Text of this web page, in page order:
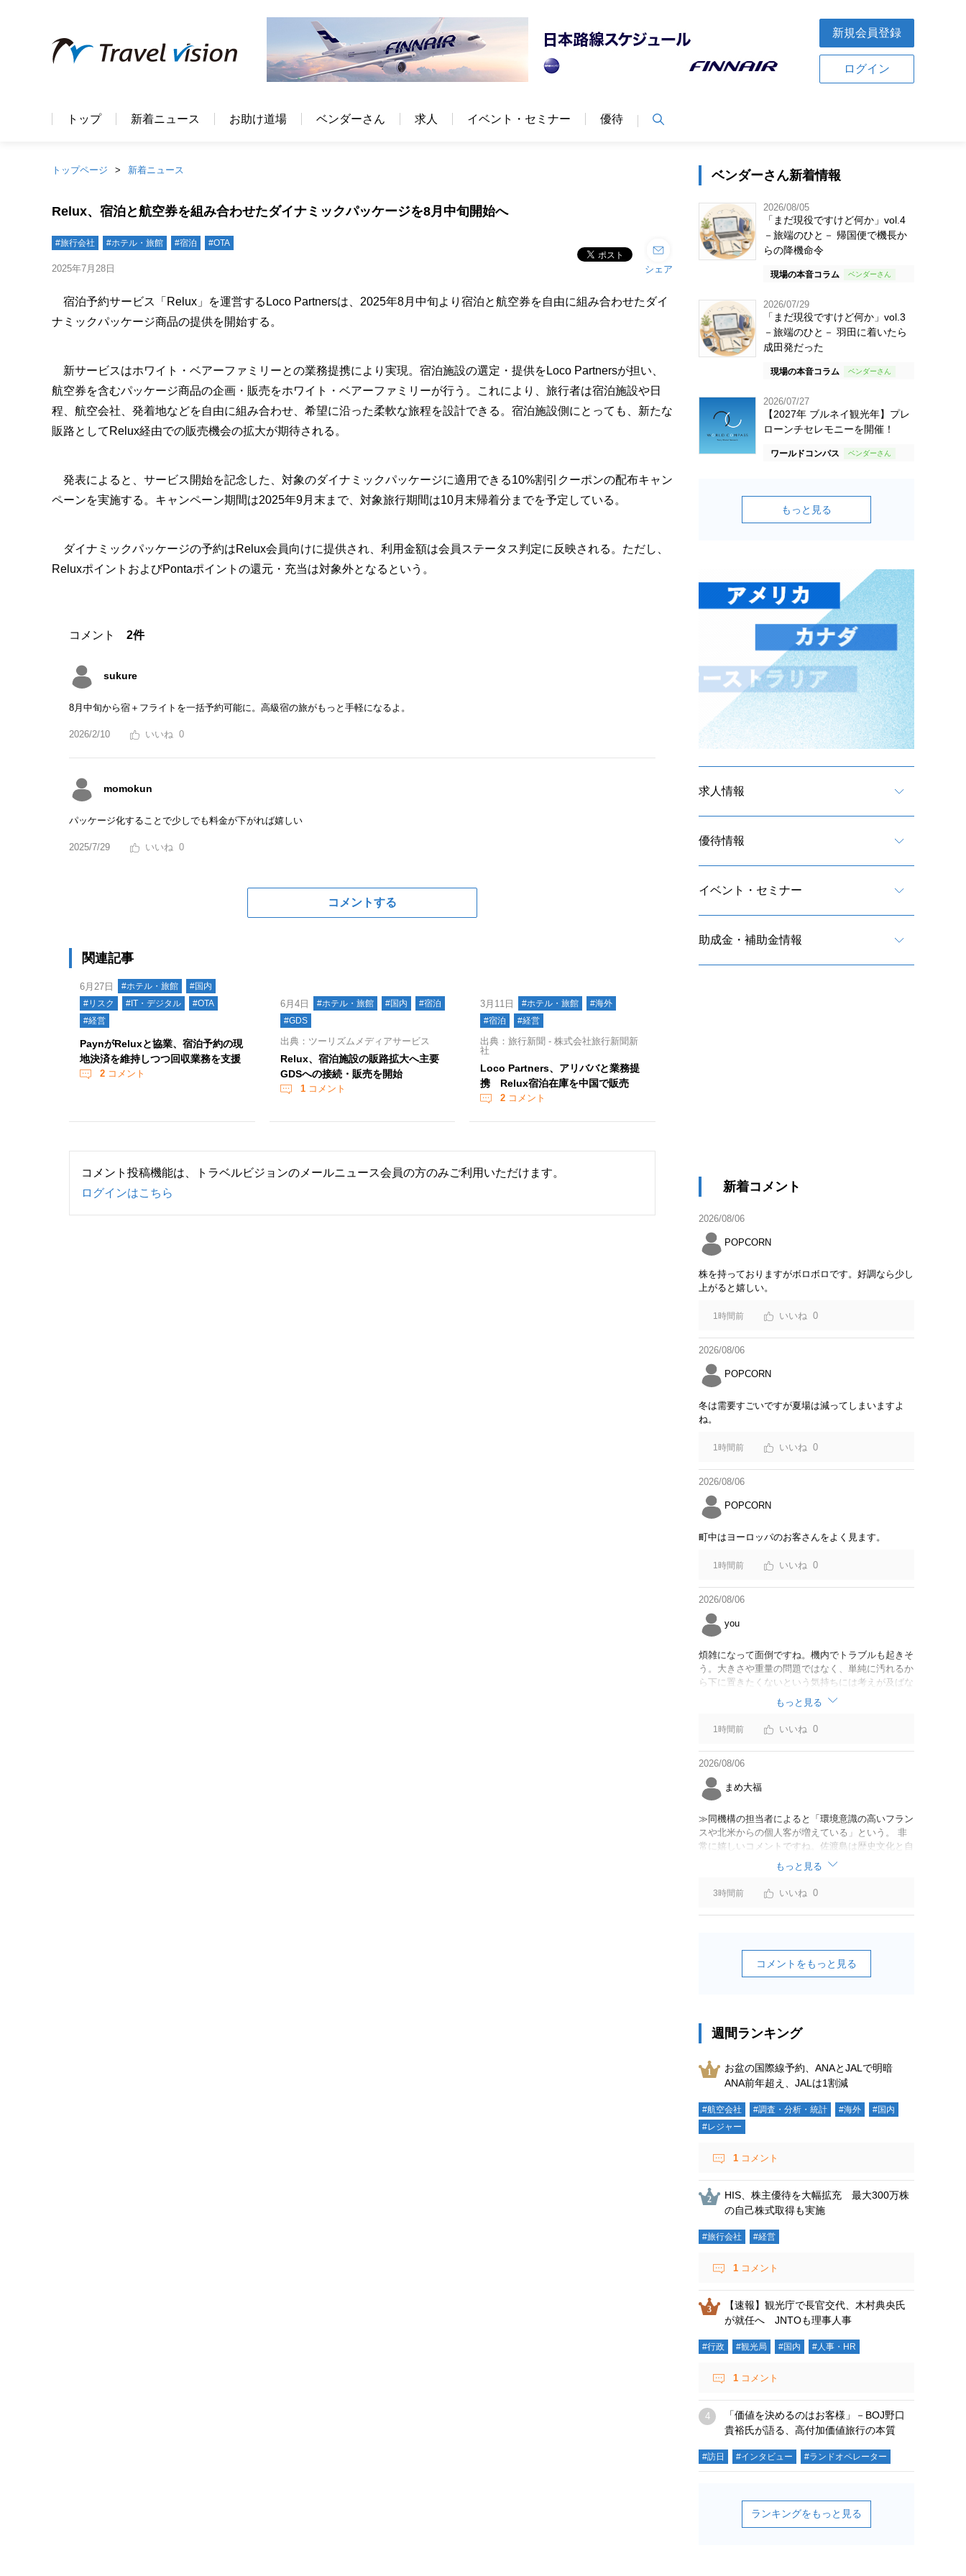
新規会員登録
ログイン
トップ 新着ニュース お助け道場 ベンダーさん 求人 イベント・セミナー 優待
トップページ 新着ニュース
Relux、宿泊と航空券を組み合わせたダイナミックパッケージを8月中旬開始へ
#旅行会社 #ホテル・旅館 #宿泊 #OTA
2025年7月28日 シェア
宿泊予約サービス「Relux」を運営するLoco Partnersは、2025年8月中旬より宿泊と航空券を自由に組み合わせたダイ
ナミックパッケージ商品の提供を開始する。
新サービスはホワイト・ベアーファミリーとの業務提携により実現。宿泊施設の選定・提供をLoco Partnersが担い、
航空券を含むパッケージ商品の企画・販売をホワイト・ベアーファミリーが行う。これにより、旅行者は宿泊施設や日
程、航空会社、発着地などを自由に組み合わせ、希望に沿った柔軟な旅程を設計できる。宿泊施設側にとっても、新たな
販路としてRelux経由での販売機会の拡大が期待される。
発表によると、サービス開始を記念した、対象のダイナミックパッケージに適用できる10%割引クーポンの配布キャン
ペーンを実施する。キャンペーン期間は2025年9月末まで、対象旅行期間は10月末帰着分までを予定している。
ダイナミックパッケージの予約はRelux会員向けに提供され、利用金額は会員ステータス判定に反映される。ただし、
ReluxポイントおよびPontaポイントの還元・充当は対象外となるという。
コメント 2件
sukure
8月中旬から宿＋フライトを一括予約可能に。高級宿の旅がもっと手軽になるよ。
2026/2/10 0
momokun
パッケージ化することで少しでも料金が下がれば嬉しい
2025/7/29 0
コメントする
関連記事
6月27日 #ホテル・旅館
#国内
#リスク
#IT・デジタル
#OTA
#経営
PaynがReluxと協業、宿泊予約の現
地決済を維持しつつ回収業務を支援
2 コメント
6月4日 #ホテル・旅館 #国内
#宿泊
#GDS
出典：ツーリズムメディアサービス
Relux、宿泊施設の販路拡大へ主要
GDSへの接続・販売を開始
1コメント
3月11日 #ホテル・旅館
#海外
#宿泊
#経営
出典：旅行新聞 - 株式会社旅行新聞新
社
Loco Partners、アリババと業務提
携 Relux宿泊在庫を中国で販売
2 コメント
コメント投稿機能は、トラベルビジョンのメールニュース会員の方のみご利用いただけます。
ログインはこちら
ベンダーさん新着情報
2026/08/05
「まだ現役ですけど何か」vol.4
－旅端のひと－ 帰国便で機長か
らの降機命令
現場の本音コラム
2026/07/29
「まだ現役ですけど何か」vol.3
－旅端のひと－ 羽田に着いたら
成田発だった
現場の本音コラム
2026/07/27
【2027年 ブルネイ観光年】プレ
ローンチセレモニーを開催！
ワールドコンパス
もっと見る
求人情報
優待情報
イベント・セミナー
助成金・補助金情報
新着コメント
2026/08/06
POPCORN
株を持っておりますがボロボロです。好調なら少し
上がると嬉しい。
1時間前 0
2026/08/06
POPCORN
冬は需要すごいですが夏場は減ってしまいますよ
ね。
1時間前 0
2026/08/06
POPCORN
町中はヨーロッパのお客さんをよく見ます。
1時間前 0
2026/08/06
you
煩雑になって面倒ですね。機内でトラブルも起きそ
う。大きさや重量の問題ではなく、単純に汚れるか
ら下に置きたくないという気持ちには考えが及ばな
かったのでしょうかね。いっそ、荷物棚を撤去した
座席を作って、座席指定も荷物も含んだプランとす
べて無しで格安プランで分けてもらった方がシンプ
ルで分かりやすいかも。どんどん料金が細分化され
て面倒です。
もっと見る
1時間前 0
2026/08/06
まめ大福
≫同機構の担当者によると「環境意識の高いフラン
スや北米からの個人客が増えている」という。 非
常に嬉しいコメントですね。佐渡島は歴史文化と自
然が相まっての土地となっているので、個人的には
環境意識の低い人は来ないでほしいです。「金がと
れるんじゃないか」と勝手に穴掘ったりしそうな国
の人は来ないでほしいですね。
もっと見る
3時間前 0
コメントをもっと見る
週間ランキング
お盆の国際線予約、ANAとJALで明暗
ANA前年超え、JALは1割減
#航空会社 #調査・分析・統計 #海外
#国内
#レジャー
1 コメント
HIS、株主優待を大幅拡充 最大300万株
の自己株式取得も実施
#旅行会社 #経営
1 コメント
【速報】観光庁で長官交代、木村典央氏
が就任へ JNTOも理事人事
#行政 #観光局 #国内 #人事・HR
1 コメント
「価値を決めるのはお客様」－BOJ野口
貴裕氏が語る、高付加価値旅行の本質
#訪日 #インタビュー #ランドオペレーター